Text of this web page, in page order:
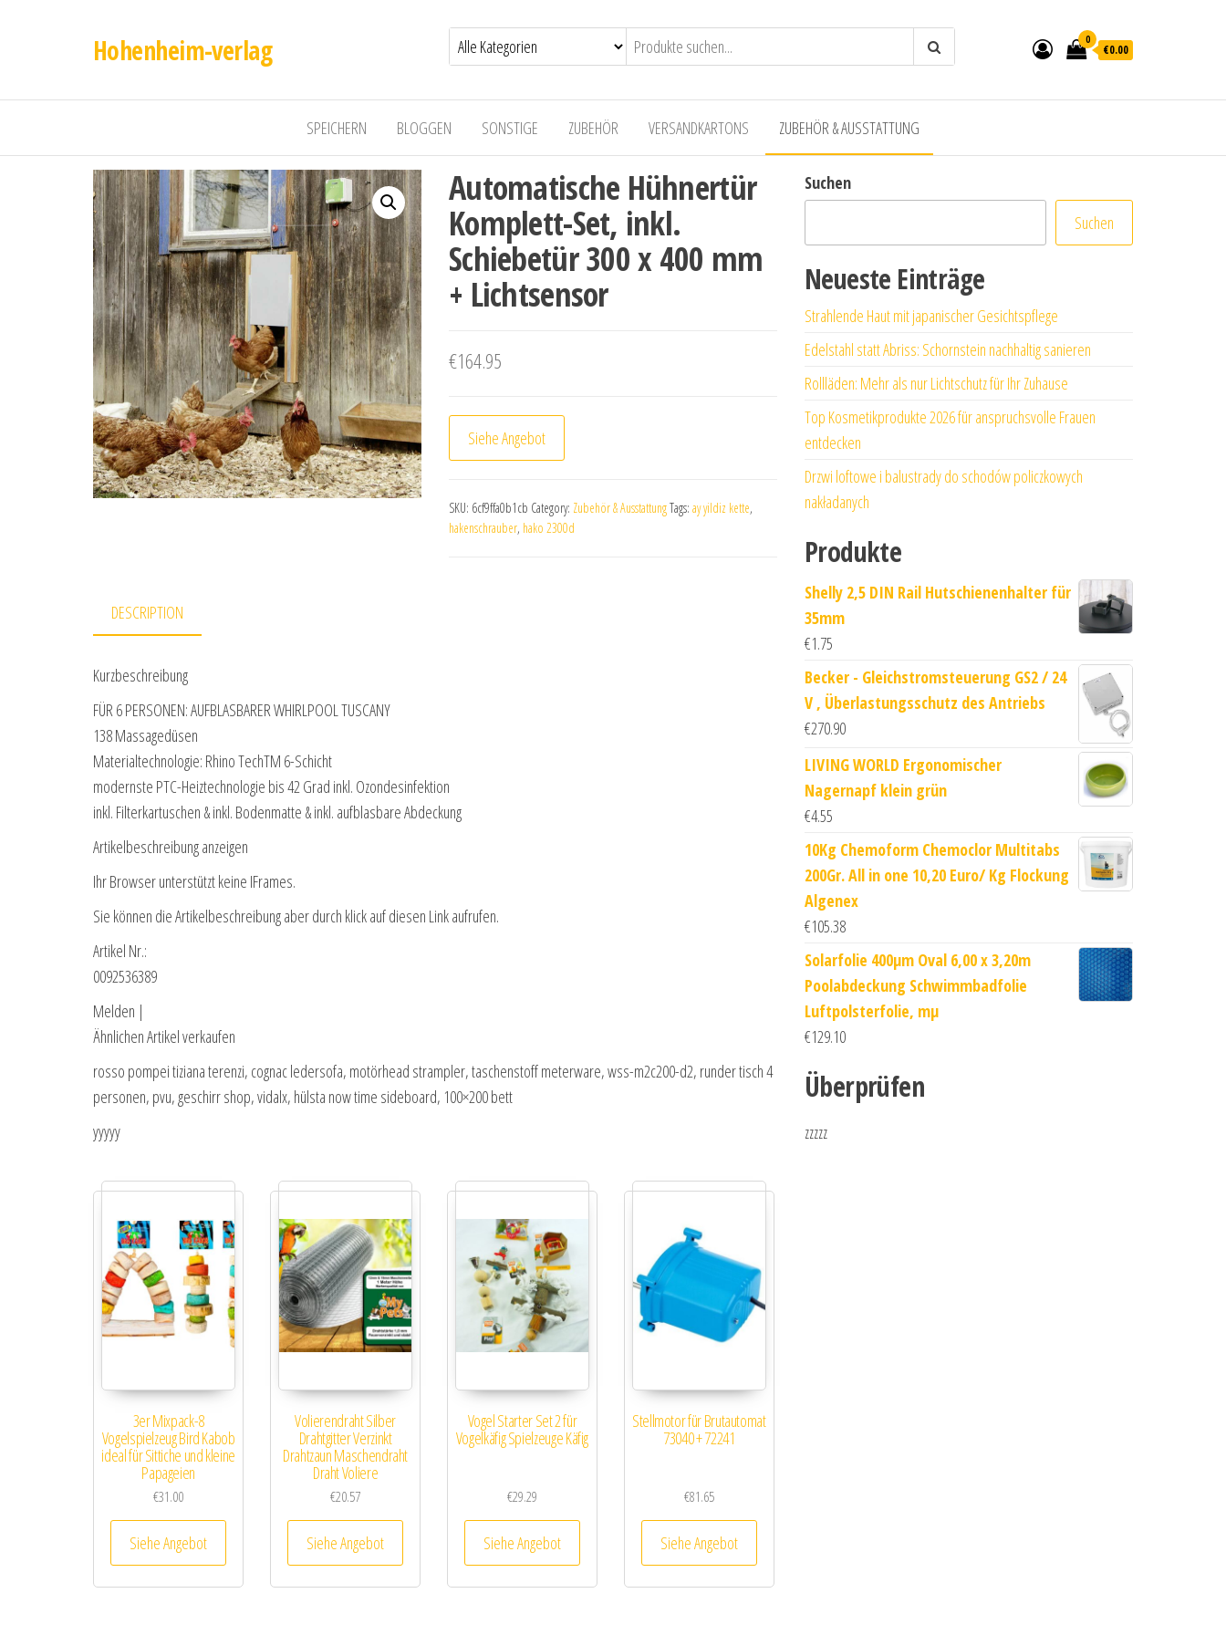
Hohenheim-verlag 0
€0.00
SPEICHERN BLOGGEN SONSTIGE ZUBEHÖR VERSANDKARTONS ZUBEHÖR & AUSSTATTUNG
Automatische Hühnertür
Komplett-Set, inkl.
Schiebetür 300 x 400 mm
+ Lichtsensor
€164.95
Siehe Angebot
SKU: 6cf9ffa0b1cb Category: Zubehör & AusstattungTags: ay yildiz kette,
hakenschrauber, hako 2300d
DESCRIPTION
Kurzbeschreibung
FÜR 6 PERSONEN: AUFBLASBARER WHIRLPOOL TUSCANY
138 Massagedüsen
Materialtechnologie: Rhino TechTM 6-Schicht
modernste PTC-Heiztechnologie bis 42 Grad inkl. Ozondesinfektion
inkl. Filterkartuschen & inkl. Bodenmatte & inkl. aufblasbare Abdeckung
Artikelbeschreibung anzeigen
Ihr Browser unterstützt keine IFrames.
Sie können die Artikelbeschreibung aber durch klick auf diesen Link aufrufen.
Artikel Nr.:
0092536389
Melden |
Ähnlichen Artikel verkaufen
rosso pompei tiziana terenzi, cognac ledersofa, motörhead strampler, taschenstoff meterware, wss-m2c200-d2, runder tisch 4
personen, pvu, geschirr shop, vidalx, hülsta now time sideboard, 100×200 bett
yyyyy
3er Mixpack-8
Vogelspielzeug Bird Kabob
ideal für Sittiche und kleine
Papageien
€31.00
Siehe Angebot
Volierendraht Silber
Drahtgitter Verzinkt
Drahtzaun Maschendraht
Draht Voliere
€20.57
Siehe Angebot
Vogel Starter Set 2 für
Vogelkäfig Spielzeuge Käfig
€29.29
Siehe Angebot
Stellmotor für Brutautomat
73040 + 72241
€81.65
Siehe Angebot
Suchen
Suchen
Neueste Einträge
Strahlende Haut mit japanischer Gesichtspflege
Edelstahl statt Abriss: Schornstein nachhaltig sanieren
Rollläden: Mehr als nur Lichtschutz für Ihr Zuhause
Top Kosmetikprodukte 2026 für anspruchsvolle Frauen
entdecken
Drzwi loftowe i balustrady do schodów policzkowych
nakładanych
Produkte
Shelly 2,5 DIN Rail Hutschienenhalter für
35mm
€1.75
Becker - Gleichstromsteuerung GS2 / 24
V , Überlastungsschutz des Antriebs
€270.90
LIVING WORLD Ergonomischer
Nagernapf klein grün
€4.55
10Kg Chemoform Chemoclor Multitabs
200Gr. All in one 10,20 Euro/ Kg Flockung
Algenex
€105.38
Solarfolie 400µm Oval 6,00 x 3,20m
Poolabdeckung Schwimmbadfolie
Luftpolsterfolie, mµ
€129.10
Überprüfen
zzzzz